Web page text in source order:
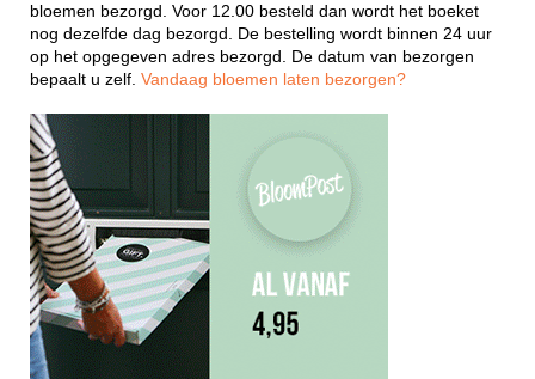
bloemen bezorgd. Voor 12.00 besteld dan wordt het boeket
nog dezelfde dag bezorgd. De bestelling wordt binnen 24 uur
op het opgegeven adres bezorgd. De datum van bezorgen
bepaalt u zelf. Vandaag bloemen laten bezorgen?